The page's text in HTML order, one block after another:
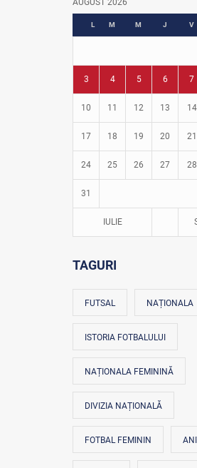
Fotbal în grădinițe
AUGUST 2026
L M M J V
3 4 5 6 7
10 11 12 13 14
17 18 19 20 21
24 25 26 27 28
31
IULIE
TAGURI
FUTSAL NAȚIONALA
ISTORIA FOTBALULUI
NAȚIONALA FEMININĂ
DIVIZIA NAȚIONALĂ
FOTBAL FEMININ